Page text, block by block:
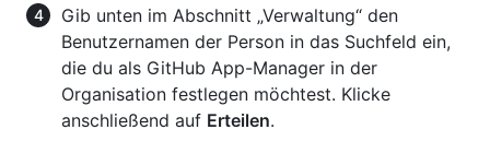
Gib unten im Abschnitt „Verwaltung“ den
Benutzernamen der Person in das Suchfeld ein,
die du als GitHub App-Manager in der
Organisation festlegen möchtest. Klicke
anschließend auf Erteilen.